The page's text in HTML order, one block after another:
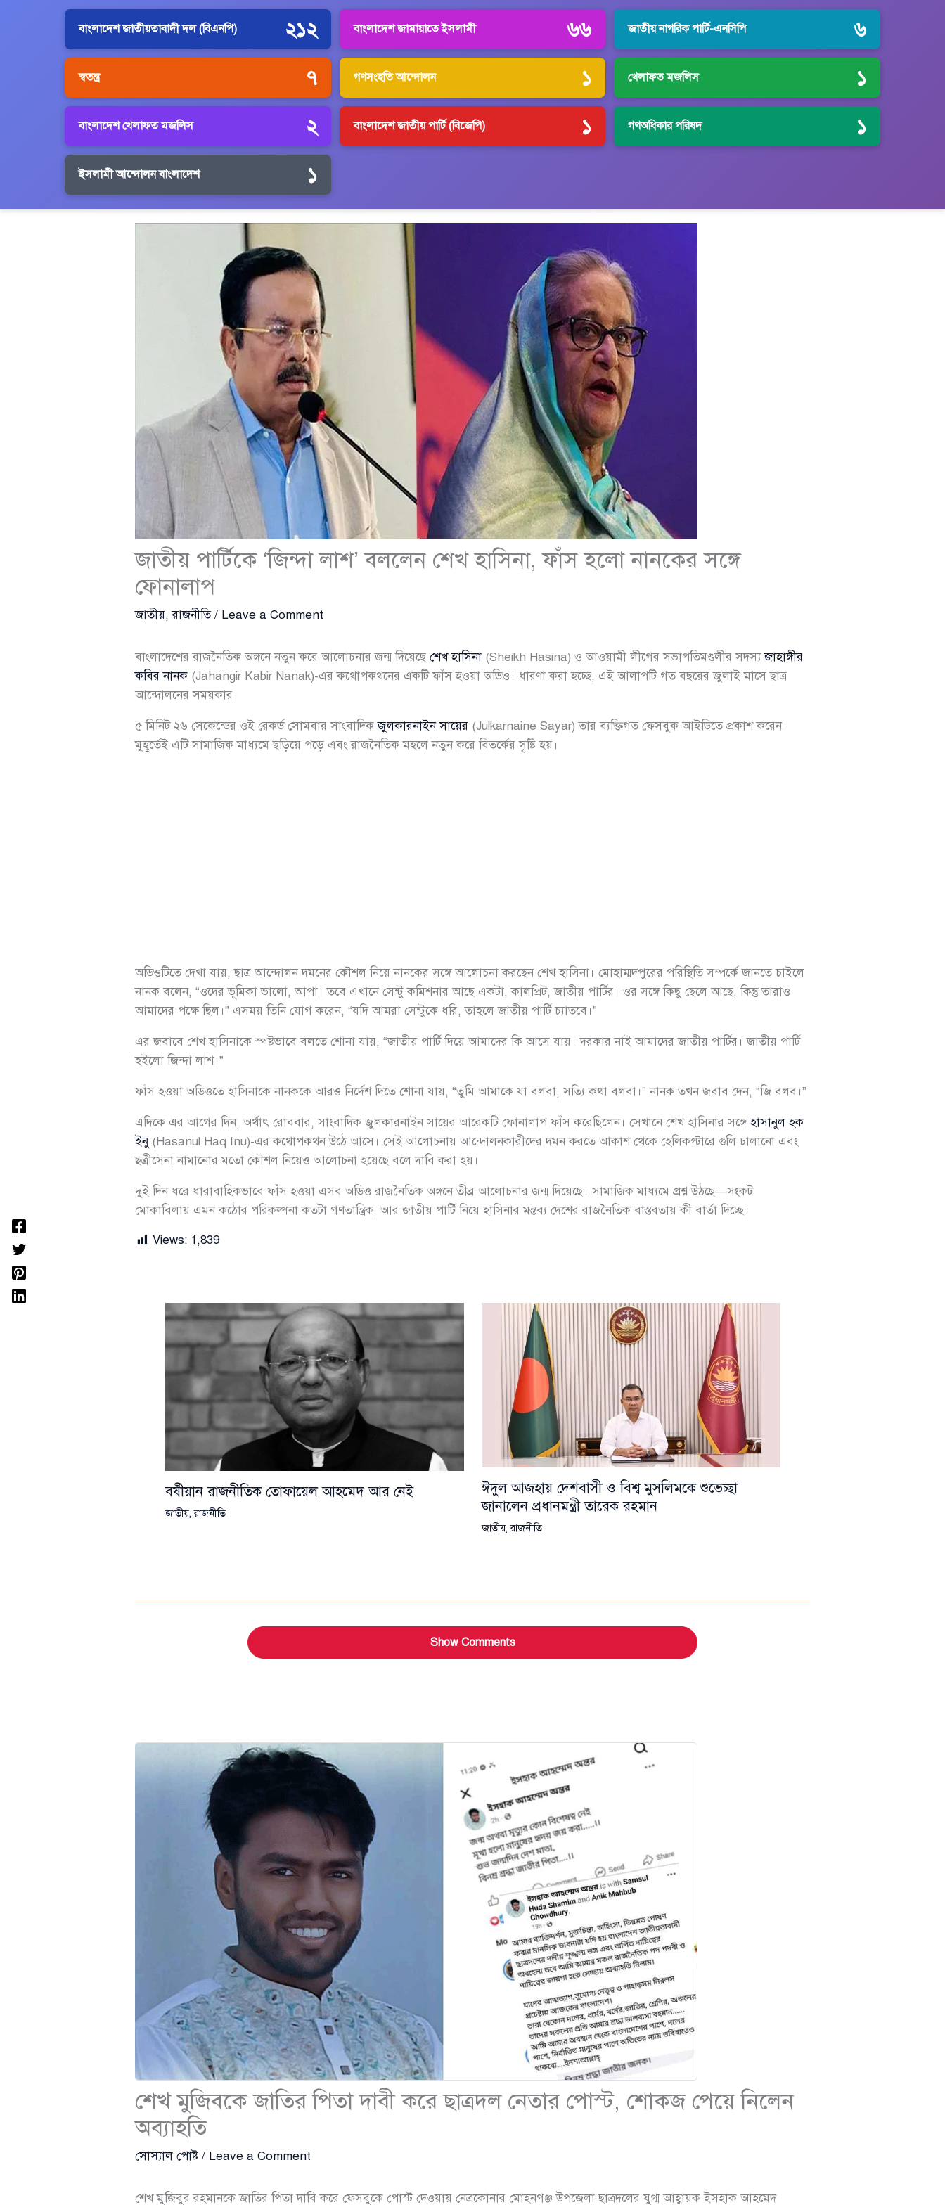
বাংলাদেশ জাতীয়তাবাদী দল (বিএনপি) ২১২ বাংলাদেশ জামায়াতে ইসলামী ৬৬ জাতীয় নাগরিক পার্টি-এনসিপি ৬
স্বতন্ত্র ৭ গণসংহতি আন্দোলন ১ খেলাফত মজলিস ১
বাংলাদেশ খেলাফত মজলিস ২ বাংলাদেশ জাতীয় পার্টি (বিজেপি) ১ গণঅধিকার পরিষদ ১
ইসলামী আন্দোলন বাংলাদেশ ১
জাতীয় পার্টিকে ‘জিন্দা লাশ’ বললেন শেখ হাসিনা, ফাঁস হলো নানকের সঙ্গে
ফোনালাপ
জাতীয়,রাজনীতি/ Leave a Comment
বাংলাদেশের রাজনৈতিক অঙ্গনে নতুন করে আলোচনার জন্ম দিয়েছে শেখ হাসিনা (Sheikh Hasina) ও আওয়ামী লীগের সভাপতিমণ্ডলীর সদস্যজাহাঙ্গীর
কবির নানক (Jahangir Kabir Nanak)-এর কথোপকথনের একটি ফাঁস হওয়া অডিও। ধারণা করা হচ্ছে, এই আলাপটি গত বছরের জুলাই মাসে ছাত্র
আন্দোলনের সময়কার।
৫ মিনিট ২৬ সেকেন্ডের ওই রেকর্ড সোমবার সাংবাদিকজুলকারনাইন সায়ের (Julkarnaine Sayar) তার ব্যক্তিগত ফেসবুক আইডিতে প্রকাশ করেন।
মুহূর্তেই এটি সামাজিক মাধ্যমে ছড়িয়ে পড়ে এবং রাজনৈতিক মহলে নতুন করে বিতর্কের সৃষ্টি হয়।
অডিওটিতে দেখা যায়, ছাত্র আন্দোলন দমনের কৌশল নিয়ে নানকের সঙ্গে আলোচনা করছেন শেখ হাসিনা। মোহাম্মদপুরের পরিস্থিতি সম্পর্কে জানতে চাইলে
নানক বলেন, “ওদের ভূমিকা ভালো, আপা। তবে এখানে সেন্টু কমিশনার আছে একটা, কালপ্রিট, জাতীয় পার্টির। ওর সঙ্গে কিছু ছেলে আছে, কিন্তু তারাও
আমাদের পক্ষে ছিল।” এসময় তিনি যোগ করেন, “যদি আমরা সেন্টুকে ধরি, তাহলে জাতীয় পার্টি চ্যাতবে।”
এর জবাবে শেখ হাসিনাকে স্পষ্টভাবে বলতে শোনা যায়, “জাতীয় পার্টি দিয়ে আমাদের কি আসে যায়। দরকার নাই আমাদের জাতীয় পার্টির। জাতীয় পার্টি
হইলো জিন্দা লাশ।”
ফাঁস হওয়া অডিওতে হাসিনাকে নানককে আরও নির্দেশ দিতে শোনা যায়, “তুমি আমাকে যা বলবা, সত্যি কথা বলবা।” নানক তখন জবাব দেন, “জি বলব।”
এদিকে এর আগের দিন, অর্থাৎ রোববার, সাংবাদিক জুলকারনাইন সায়ের আরেকটি ফোনালাপ ফাঁস করেছিলেন। সেখানে শেখ হাসিনার সঙ্গেহাসানুল হক
ইনু(Hasanul Haq Inu)-এর কথোপকথন উঠে আসে। সেই আলোচনায় আন্দোলনকারীদের দমন করতে আকাশ থেকে হেলিকপ্টারে গুলি চালানো এবং
ছত্রীসেনা নামানোর মতো কৌশল নিয়েও আলোচনা হয়েছে বলে দাবি করা হয়।
দুই দিন ধরে ধারাবাহিকভাবে ফাঁস হওয়া এসব অডিও রাজনৈতিক অঙ্গনে তীব্র আলোচনার জন্ম দিয়েছে। সামাজিক মাধ্যমে প্রশ্ন উঠছে—সংকট
মোকাবিলায় এমন কঠোর পরিকল্পনা কতটা গণতান্ত্রিক, আর জাতীয় পার্টি নিয়ে হাসিনার মন্তব্য দেশের রাজনৈতিক বাস্তবতায় কী বার্তা দিচ্ছে।
Views: 1,839
বর্ষীয়ান রাজনীতিক তোফায়েল আহমেদ আর নেই
জাতীয়,রাজনীতি
ঈদুল আজহায় দেশবাসী ও বিশ্ব মুসলিমকে শুভেচ্ছা
জানালেন প্রধানমন্ত্রী তারেক রহমান
জাতীয়,রাজনীতি
Show Comments
শেখ মুজিবকে জাতির পিতা দাবী করে ছাত্রদল নেতার পোস্ট, শোকজ পেয়ে নিলেন
অব্যাহতি
সোস্যাল পোষ্ট / Leave a Comment
শেখ মুজিবুর রহমানকে জাতির পিতা দাবি করে ফেসবুকে পোস্ট দেওয়ায় নেত্রকোনার মোহনগঞ্জ উপজেলা ছাত্রদলের যুগ্ম আহ্বায়ক ইসহাক আহমেদ